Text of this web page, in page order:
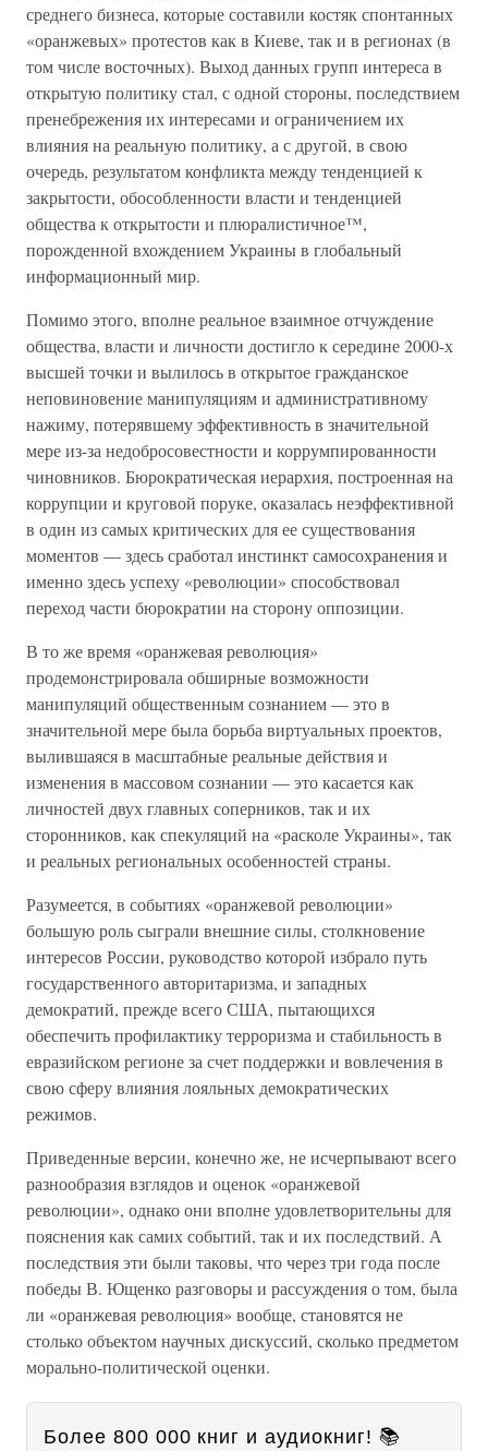
среднего бизнеса, которые составили костяк спонтанных
«оранжевых» протестов как в Киеве, так и в регионах (в
том числе восточных). Выход данных групп интереса в
открытую политику стал, с одной стороны, последствием
пренебрежения их интересами и ограничением их
влияния на реальную политику, а с другой, в свою
очередь, результатом конфликта между тенденцией к
закрытости, обособленности власти и тенденцией
общества к открытости и плюралистичное™,
порожденной вхождением Украины в глобальный
информационный мир.
Помимо этого, вполне реальное взаимное отчуждение
общества, власти и личности достигло к середине 2000-х
высшей точки и вылилось в открытое гражданское
неповиновение манипуляциям и административному
нажиму, потерявшему эффективность в значительной
мере из-за недобросовестности и коррумпированности
чиновников. Бюрократическая иерархия, построенная на
коррупции и круговой поруке, оказалась неэффективной
в один из самых критических для ее существования
моментов — здесь сработал инстинкт самосохранения и
именно здесь успеху «революции» способствовал
переход части бюрократии на сторону оппозиции.
В то же время «оранжевая революция»
продемонстрировала обширные возможности
манипуляций общественным сознанием — это в
значительной мере была борьба виртуальных проектов,
вылившаяся в масштабные реальные действия и
изменения в массовом сознании — это касается как
личностей двух главных соперников, так и их
сторонников, как спекуляций на «расколе Украины», так
и реальных региональных особенностей страны.
Разумеется, в событиях «оранжевой революции»
большую роль сыграли внешние силы, столкновение
интересов России, руководство которой избрало путь
государственного авторитаризма, и западных
демократий, прежде всего США, пытающихся
обеспечить профилактику терроризма и стабильность в
евразийском регионе за счет поддержки и вовлечения в
свою сферу влияния лояльных демократических
режимов.
Приведенные версии, конечно же, не исчерпывают всего
разнообразия взглядов и оценок «оранжевой
революции», однако они вполне удовлетворительны для
пояснения как самих событий, так и их последствий. А
последствия эти были таковы, что через три года после
победы В. Ющенко разговоры и рассуждения о том, была
ли «оранжевая революция» вообще, становятся не
столько объектом научных дискуссий, сколько предметом
морально-политической оценки.
Более 800 000 книг и аудиокниг! 📚